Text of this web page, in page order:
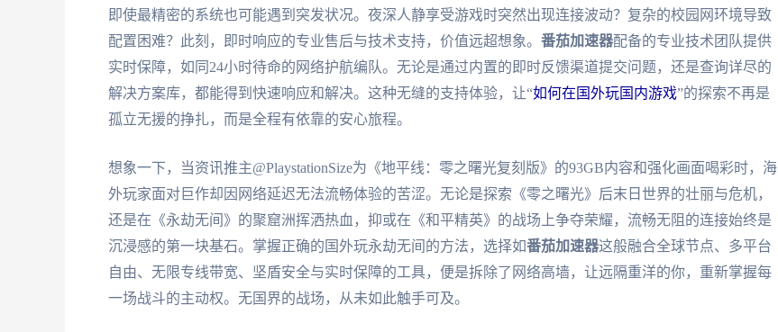
即使最精密的系统也可能遇到突发状况。夜深人静享受游戏时突然出现连接波动？复杂的校园网环境导致
配置困难？此刻，即时响应的专业售后与技术支持，价值远超想象。 番茄加速器配备的专业技术团队提供
实时保障，如同24小时待命的网络护航编队。无论是通过内置的即时反馈渠道提交问题，还是查询详尽的
解决方案库，都能得到快速响应和解决。这种无缝的支持体验，让“如何在国外玩国内游戏”的探索不再是
孤立无援的挣扎，而是全程有依靠的安心旅程。
想象一下，当资讯推主@PlaystationSize为《地平线：零之曙光复刻版》的93GB内容和强化画面喝彩时，海
外玩家面对巨作却因网络延迟无法流畅体验的苦涩。无论是探索《零之曙光》后末日世界的壮丽与危机，
还是在《永劫无间》的聚窟洲挥洒热血，抑或在《和平精英》的战场上争夺荣耀，流畅无阻的连接始终是
沉浸感的第一块基石。掌握正确的国外玩永劫无间的方法，选择如番茄加速器这般融合全球节点、多平台
自由、无限专线带宽、坚盾安全与实时保障的工具，便是拆除了网络高墙，让远隔重洋的你，重新掌握每
一场战斗的主动权。无国界的战场，从未如此触手可及。